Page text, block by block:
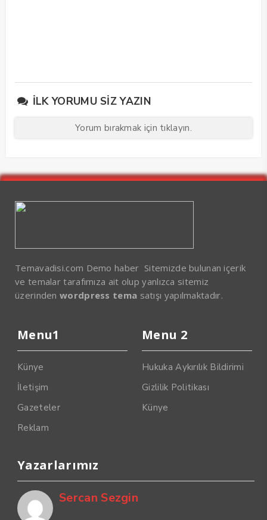
İLK YORUMU SIZ YAZIN
Yorum bırakmak için tıklayın.
Temavadisi.com Demo haber Sitemizde bulunan içerik
ve temalar tarafımıza ait olup yanlızca sitemiz
üzerinden wordpress tema satışı yapılmaktadır.
Menu1
Künye
İletişim
Gazeteler
Reklam
Menu 2
Hukuka Aykırılık Bildirimi
Gizlilik Politikası
Künye
Yazarlarımız
Sercan Sezgin